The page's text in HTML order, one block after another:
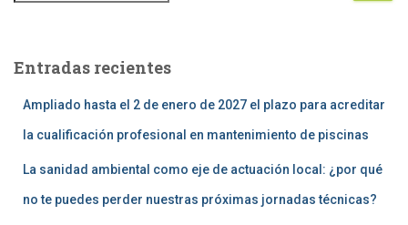
Entradas recientes
Ampliado hasta el 2 de enero de 2027 el plazo para acreditar
la cualificación profesional en mantenimiento de piscinas
La sanidad ambiental como eje de actuación local: ¿por qué
no te puedes perder nuestras próximas jornadas técnicas?